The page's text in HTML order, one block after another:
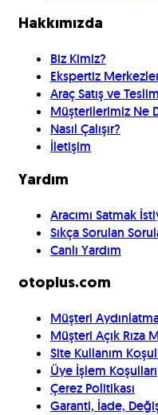
Hakkımızda
Biz Kimiz?
Ekspertiz
Araç Satış ve
Müşterilerimiz Ne
Nasıl Çalışır?
İletişim
Yardım
Aracımı Satmak
Sıkça Sorulan
Canlı Yardım
otoplus.com
Müşteri
Müşteri Açık Rıza
Site Kullanım
Üye İşlem Koşulları
Çerez Politikası
Garanti, İade,